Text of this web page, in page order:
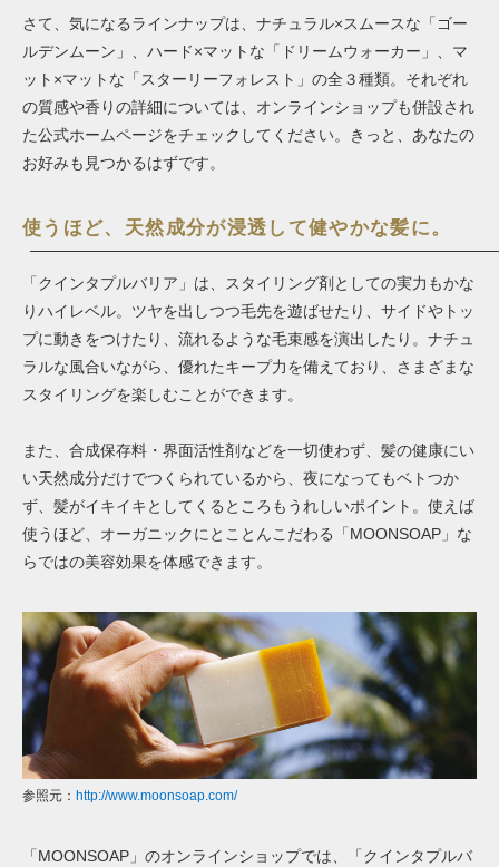
さて、気になるラインナップは、ナチュラル×スムースな「ゴー
ルデンムーン」、ハード×マットな「ドリームウォーカー」、マ
ット×マットな「スターリーフォレスト」の全３種類。それぞれ
の質感や香りの詳細については、オンラインショップも併設され
た公式ホームページをチェックしてください。きっと、あなたの
お好みも見つかるはずです。
使うほど、天然成分が浸透して健やかな髪に。
「クインタプルバリア」は、スタイリング剤としての実力もかな
りハイレベル。ツヤを出しつつ毛先を遊ばせたり、サイドやトッ
プに動きをつけたり、流れるような毛束感を演出したり。ナチュ
ラルな風合いながら、優れたキープ力を備えており、さまざまな
スタイリングを楽しむことができます。
また、合成保存料・界面活性剤などを一切使わず、髪の健康にい
い天然成分だけでつくられているから、夜になってもベトつか
ず、髪がイキイキとしてくるところもうれしいポイント。使えば
使うほど、オーガニックにとことんこだわる「MOONSOAP」な
らではの美容効果を体感できます。
参照元： http://www.moonsoap.com/
「MOONSOAP」のオンラインショップでは、「クインタプルバ